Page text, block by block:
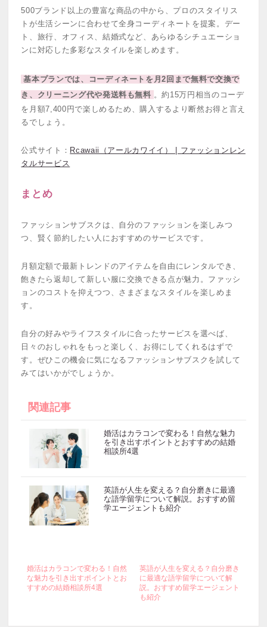
500ブランド以上の豊富な商品の中から、プロのスタイリス
トが生活シーンに合わせて全身コーディネートを提案。デー
ト、旅行、オフィス、結婚式など、あらゆるシチュエーショ
ンに対応した多彩なスタイルを楽しめます。
基本プランでは、コーディネートを月2回まで無料で交換で
き、クリーニング代や発送料も無料 。約15万円相当のコーデ
を月額7,400円で楽しめるため、購入するより断然お得と言え
るでしょう。
公式サイト： Rcawaii（アールカワイイ） | ファッションレン
タルサービス
まとめ
ファッションサブスクは、自分のファッションを楽しみつ
つ、賢く節約したい人におすすめのサービスです。
月額定額で最新トレンドのアイテムを自由にレンタルでき、
飽きたら返却して新しい服に交換できる点が魅力。ファッシ
ョンのコストを抑えつつ、さまざまなスタイルを楽しめま
す。
自分の好みやライフスタイルに合ったサービスを選べば、
日々のおしゃれをもっと楽しく、お得にしてくれるはずで
す。ぜひこの機会に気になるファッションサブスクを試して
みてはいかがでしょうか。
関連記事
婚活はカラコンで変わる！自然な魅力
を引き出すポイントとおすすめの結婚
相談所4選
英語が人生を変える？自分磨きに最適
な語学留学について解説。おすすめ留
学エージェントも紹介
婚活はカラコンで変わる！自然
な魅力を引き出すポイントとお
すすめの結婚相談所4選
英語が人生を変える？自分磨き
に最適な語学留学について解
説。おすすめ留学エージェント
も紹介